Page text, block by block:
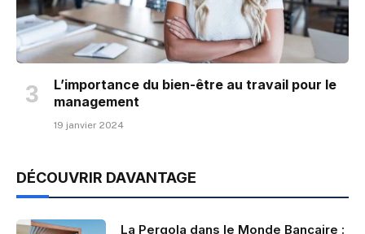
L’importance du bien-être au travail pour le
management
19 janvier 2024
DÉCOUVRIR DAVANTAGE
La Pergola dans le Monde Bancaire :